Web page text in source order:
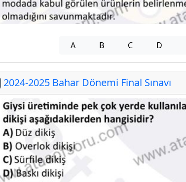
A B C D
2024-2025 Bahar Dönemi Final Sınavı